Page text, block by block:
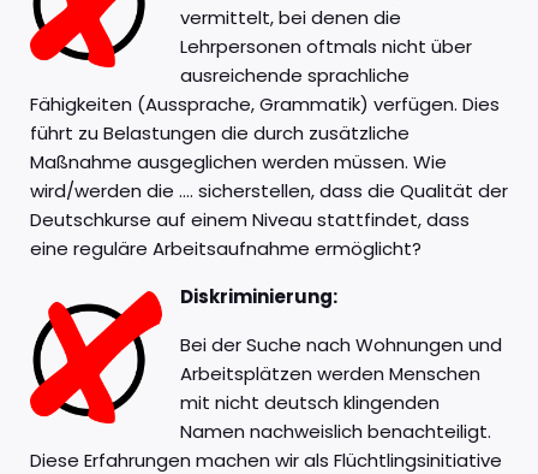
vermittelt, bei denen die
Lehrpersonen oftmals nicht über
ausreichende sprachliche
Fähigkeiten (Aussprache, Grammatik) verfügen. Dies
führt zu Belastungen die durch zusätzliche
Maßnahme ausgeglichen werden müssen. Wie
wird/werden die …. sicherstellen, dass die Qualität der
Deutschkurse auf einem Niveau stattfindet, dass
eine reguläre Arbeitsaufnahme ermöglicht?
Diskriminierung:
Bei der Suche nach Wohnungen und
Arbeitsplätzen werden Menschen
mit nicht deutsch klingenden
Namen nachweislich benachteiligt.
Diese Erfahrungen machen wir als Flüchtlingsinitiative